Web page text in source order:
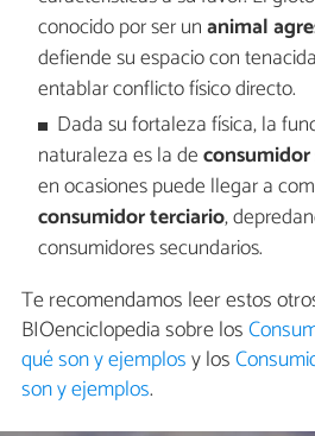
conocido por ser unanimal
defiende su espacio con
entablar conflicto físico directo.
Dada su fortaleza física, la
naturaleza es la de
en ocasiones puede llegar a
consumidor terciario,
consumidores secundarios.
Te recomendamos leer estos
BIOenciclopedia sobre los
qué son y ejemplosy los
son y ejemplos.